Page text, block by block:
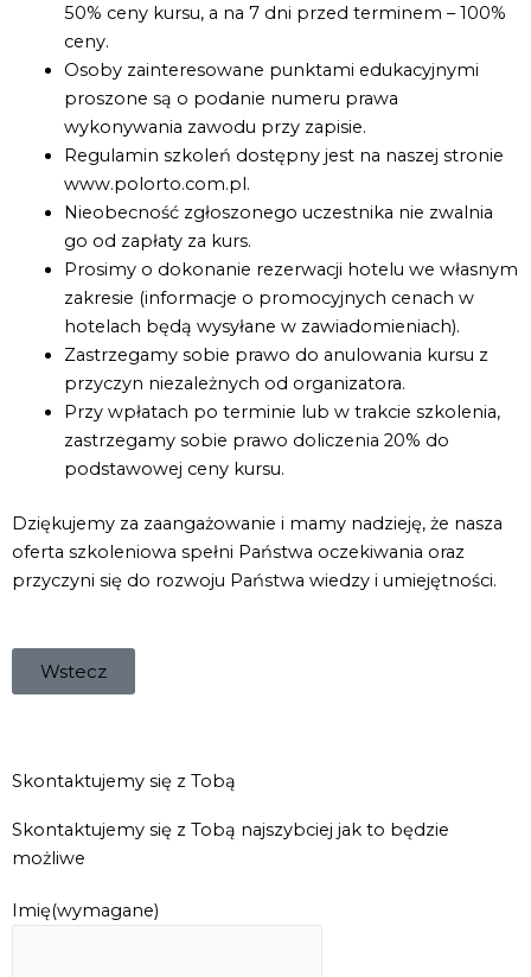
50% ceny kursu, a na 7 dni przed terminem – 100%
ceny.
Osoby zainteresowane punktami edukacyjnymi
proszone są o podanie numeru prawa
wykonywania zawodu przy zapisie.
Regulamin szkoleń dostępny jest na naszej stronie
www.polorto.com.pl.
Nieobecność zgłoszonego uczestnika nie zwalnia
go od zapłaty za kurs.
Prosimy o dokonanie rezerwacji hotelu we własnym
zakresie (informacje o promocyjnych cenach w
hotelach będą wysyłane w zawiadomieniach).
Zastrzegamy sobie prawo do anulowania kursu z
przyczyn niezależnych od organizatora.
Przy wpłatach po terminie lub w trakcie szkolenia,
zastrzegamy sobie prawo doliczenia 20% do
podstawowej ceny kursu.
Dziękujemy za zaangażowanie i mamy nadzieję, że nasza
oferta szkoleniowa spełni Państwa oczekiwania oraz
przyczyni się do rozwoju Państwa wiedzy i umiejętności.
Wstecz
Skontaktujemy się z Tobą
Skontaktujemy się z Tobą najszybciej jak to będzie
możliwe
Imię(wymagane)